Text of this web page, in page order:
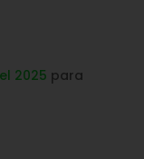
2025 para